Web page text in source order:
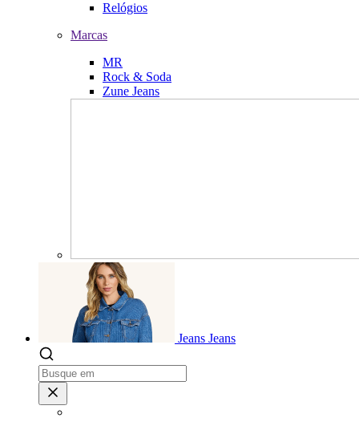
Relógios
Marcas
MR
Rock & Soda
Zune Jeans
Jeans Jeans